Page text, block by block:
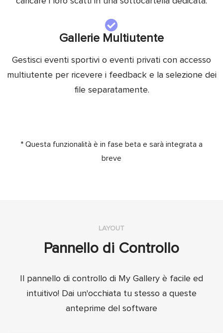
Gallerie Multiutente
Gestisci eventi sportivi o eventi privati con accesso
multiutente per ricevere i feedback e la selezione dei
file separatamente.
* Questa funzionalità è in fase beta e sarà integrata a
breve
LAYOUT
Pannello di Controllo
Il pannello di controllo di My Gallery è facile ed
intuitivo! Dai un'occhiata tu stesso a queste
anteprime del software